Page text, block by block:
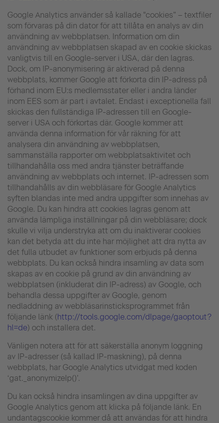
Google Analytics använder så kallade "cookies” – textfiler
som förvaras på din dator för att tillåta en analys av din
användning av webbplatsen. Information om din
användning av webbplatsen skapad av en cookie skickas
vanligtvis till en Google-server i USA, där den lagras.
Dock, om IP-anonymisering är aktiverad på denna
webbplats, kommer Google att förkorta din IP-adress på
förhand inom EU:s medlemsstater eller i andra länder
inom EES som är part i avtalet. Endast i exceptionella fall
skickas den fullständiga IP-adressen till en Google-
server i USA och förkortas där. Google kommer att
använda denna information för vår räkning för att
analysera din användning av webbplatsen,
sammanställa rapporter om webbplatsaktivitet och
tillhandahålla oss med andra tjänster beträffande
användning av webbplats och internet. IP-adressen som
tillhandahålls av din webbläsare för Google Analytics
syften blandas inte med andra uppgifter som innehas av
Google. Du kan hindra att cookies lagras genom att
använda lämpliga inställningar på din webbläsare; dock
skulle vi vilja understryka att om du inaktiverar cookies
kan det betyda att du inte har möjlighet att dra nytta av
det fulla utbudet av funktioner som erbjuds på denna
webbplats. Du kan också hindra insamling av data som
skapas av en cookie på grund av din användning av
webbplatsen (inkluderat din IP-adress) av Google, och
behandla dessa uppgifter av Google, genom
nedladdning av webbläsarinsticksprogrammet från
följande länk (http://tools.google.com/dlpage/gaoptout?
hl=de) och installera det.
Vänligen notera att för att säkerställa anonym loggning
av IP-adresser (så kallad IP-maskning), på denna
webbplats, har Google Analytics utvidgat med koden
‘gat._anonymizeIp()’.
Du kan också hindra insamlingen av dina uppgifter av
Google Analytics genom att klicka på följande länk. En
undantagscookie kommer då att användas för att hindra